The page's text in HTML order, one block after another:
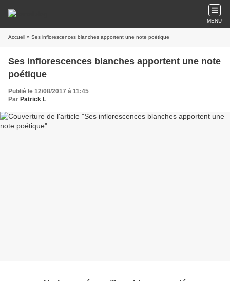
MENU
Accueil » Ses inflorescences blanches apportent une note poétique
Ses inflorescences blanches apportent une note
poétique
Publié le 12/08/2017 à 11:45
Par Patrick L